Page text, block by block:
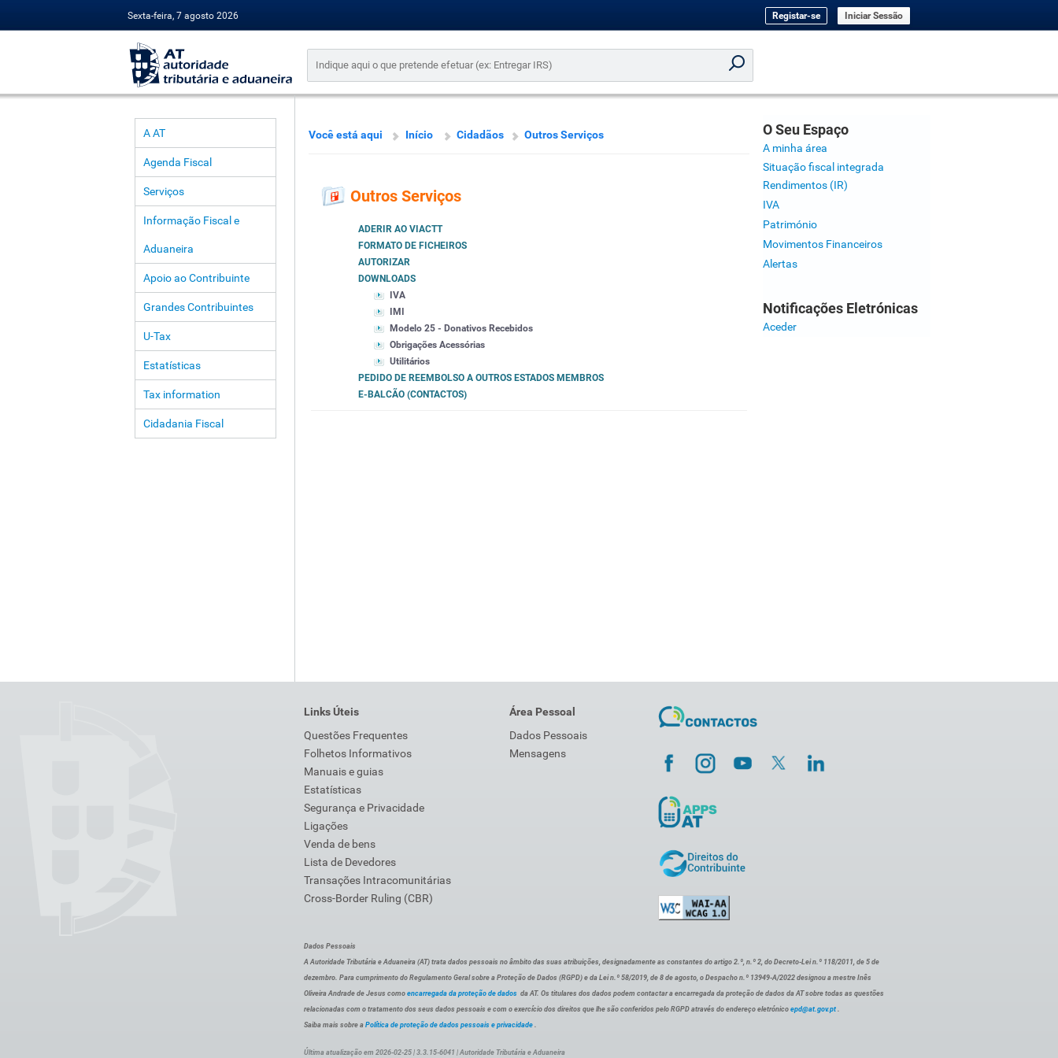
Sexta-feira, 7 agosto 2026 Registar-se Iniciar Sessão
A AT
Agenda Fiscal
Serviços
Informação Fiscal e
Aduaneira
Apoio ao Contribuinte
Grandes Contribuintes
U-Tax
Estatísticas
Tax information
Cidadania Fiscal
Você está aqui Início Cidadãos Outros Serviços
Outros Serviços
ADERIR AO VIACTT
FORMATO DE FICHEIROS
AUTORIZAR
DOWNLOADS
IVA
IMI
Modelo 25 - Donativos Recebidos
Obrigações Acessórias
Utilitários
PEDIDO DE REEMBOLSO A OUTROS ESTADOS MEMBROS
E-BALCÃO (CONTACTOS)
O Seu Espaço
A minha área
Situação fiscal integrada
Rendimentos (IR)
IVA
Património
Movimentos Financeiros
Alertas
Notificações Eletrónicas
Aceder
Links Úteis
Questões Frequentes
Folhetos Informativos
Manuais e guias
Estatísticas
Segurança e Privacidade
Ligações
Venda de bens
Lista de Devedores
Transações Intracomunitárias
Cross-Border Ruling (CBR)
Área Pessoal
Dados Pessoais
Mensagens
Dados Pessoais
A Autoridade Tributária e Aduaneira (AT) trata dados pessoais no âmbito das suas atribuições, designadamente as constantes do artigo 2.º, n.º 2, do Decreto-Lei n.º 118/2011, de 5 de
dezembro. Para cumprimento do Regulamento Geral sobre a Proteção de Dados (RGPD) e da Lei n.º 58/2019, de 8 de agosto, o Despacho n.º 13949-A/2022 designou a mestre Inês
Oliveira Andrade de Jesus como encarregada da proteção de dados da AT. Os titulares dos dados podem contactar a encarregada da proteção de dados da AT sobre todas as questões
relacionadas com o tratamento dos seus dados pessoais e com o exercício dos direitos que lhe são conferidos pelo RGPD através do endereço eletrónico epd@at.gov.pt .
Saiba mais sobre a Política de proteção de dados pessoais e privacidade .
Última atualização em 2026-02-25 | 3.3.15-6041 | Autoridade Tributária e Aduaneira